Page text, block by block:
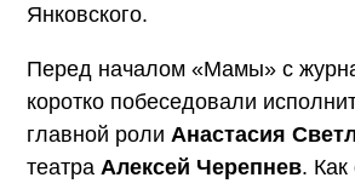
Янковского.
Перед началом «Мамы» с
коротко побеседовали
главной роли Анастасия
театра Алексей Черепнев. Как